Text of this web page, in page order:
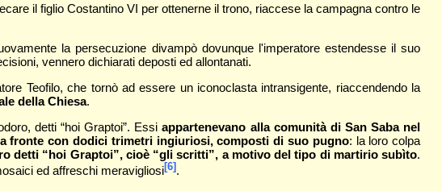
il figlio Costantino VI per ottenerne il trono, riaccese la campagna contro le
la persecuzione divampò dovunque l'imperatore estendesse il suo
vennero dichiarati deposti ed allontanati.
Teofilo, che tornò ad essere un iconoclasta intransigente, riaccendendo la
della Chiesa.
detti “hoi Graptoi”. Essiappartenevano alla comunità di San Saba nel
fronte con dodici trimetri ingiuriosi, composti di suo pugno: la loro colpa
detti “hoi Graptoi”, cioè “gli scritti”, a motivo del tipo di martirio subìto.
ed affreschi meravigliosi[6].